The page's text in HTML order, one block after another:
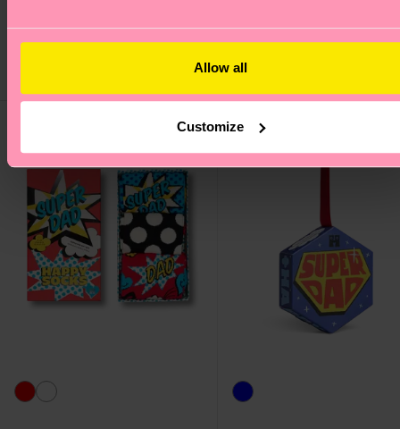
Allow all
Customize
€ 20
NIEDRIGER
AUF 4ER-
Geschenkidee